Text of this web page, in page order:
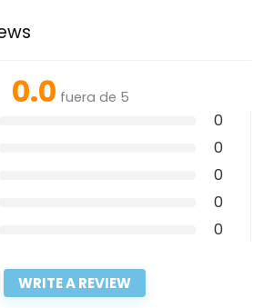
0.0 fuera de 5
0
0
0
0
0
WRITE A REVIEW